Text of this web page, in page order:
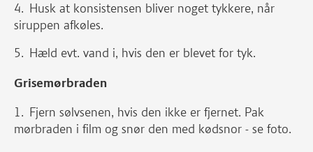
Husk at konsistensen bliver noget tykkere, når
siruppen afkøles.
Hæld evt. vand i, hvis den er blevet for tyk.
Grisemørbraden
Fjern sølvsenen, hvis den ikke er fjernet. Pak
mørbraden i film og snør den med kødsnor - se foto.